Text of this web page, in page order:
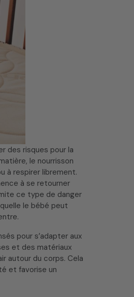
des risques pour la
le nourrisson
à respirer librement.
à se retourner
ce type de danger
le bébé peut
pour s’adapter aux
et des matériaux
autour du corps. Cela
et favorise un